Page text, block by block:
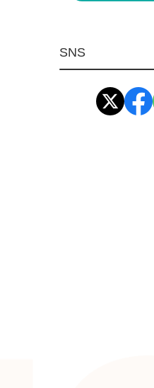
環境安全用品
工業資材(栃木屋)
SNS